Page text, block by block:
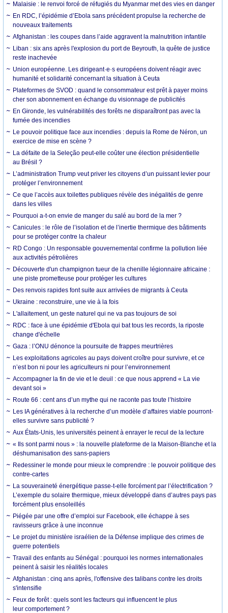
Malaisie : le renvoi forcé de réfugiés du Myanmar met des vies en danger
En RDC, l’épidémie d’Ebola sans précédent propulse la recherche de
nouveaux traitements
Afghanistan : les coupes dans l’aide aggravent la malnutrition infantile
Liban : six ans après l'explosion du port de Beyrouth, la quête de justice
reste inachevée
Union européenne. Les dirigeant·e·s européens doivent réagir avec
humanité et solidarité concernant la situation à Ceuta
Plateformes de SVOD : quand le consommateur est prêt à payer moins
cher son abonnement en échange du visionnage de publicités
En Gironde, les vulnérabilités des forêts ne disparaîtront pas avec la
fumée des incendies
Le pouvoir politique face aux incendies : depuis la Rome de Néron, un
exercice de mise en scène ?
La défaite de la Seleção peut-elle coûter une élection présidentielle
au Brésil ?
L’administration Trump veut priver les citoyens d’un puissant levier pour
protéger l’environnement
Ce que l’accès aux toilettes publiques révèle des inégalités de genre
dans les villes
Pourquoi a-t-on envie de manger du salé au bord de la mer ?
Canicules : le rôle de l’isolation et de l’inertie thermique des bâtiments
pour se protéger contre la chaleur
RD Congo : Un responsable gouvernemental confirme la pollution liée
aux activités pétrolières
Découverte d'un champignon tueur de la chenille légionnaire africaine :
une piste prometteuse pour protéger les cultures
Des renvois rapides font suite aux arrivées de migrants à Ceuta
Ukraine : reconstruire, une vie à la fois
L'allaitement, un geste naturel qui ne va pas toujours de soi
RDC : face à une épidémie d'Ebola qui bat tous les records, la riposte
change d'échelle
Gaza : l’ONU dénonce la poursuite de frappes meurtrières
Les exploitations agricoles au pays doivent croître pour survivre, et ce
n’est bon ni pour les agriculteurs ni pour l’environnement
Accompagner la fin de vie et le deuil : ce que nous apprend « La vie
devant soi »
Route 66 : cent ans d’un mythe qui ne raconte pas toute l’histoire
Les IA génératives à la recherche d’un modèle d’affaires viable pourront-
elles survivre sans publicité ?
Aux États-Unis, les universités peinent à enrayer le recul de la lecture
« Ils sont parmi nous » : la nouvelle plateforme de la Maison-Blanche et la
déshumanisation des sans-papiers
Redessiner le monde pour mieux le comprendre : le pouvoir politique des
contre-cartes
La souveraineté énergétique passe-t-elle forcément par l’électrification ?
L’exemple du solaire thermique, mieux développé dans d’autres pays pas
forcément plus ensoleillés
Piégée par une offre d’emploi sur Facebook, elle échappe à ses
ravisseurs grâce à une inconnue
Le projet du ministère israélien de la Défense implique des crimes de
guerre potentiels
Travail des enfants au Sénégal : pourquoi les normes internationales
peinent à saisir les réalités locales
Afghanistan : cinq ans après, l'offensive des talibans contre les droits
s'intensifie
Feux de forêt : quels sont les facteurs qui influencent le plus
leur comportement ?